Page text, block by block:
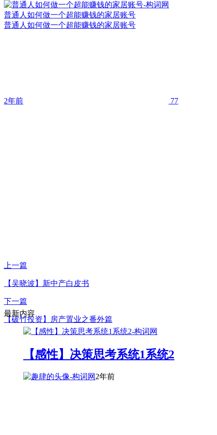
普通人如何做一个超能赚钱的家居账号
普通人如何做一个超能赚钱的家居账号
2年前 77
上一篇
【吴晓波】新中产白皮书
下一篇
【破竹投资】房产置业之番外篇
最新内容
【感性】决策思考系统1系统2
2年前